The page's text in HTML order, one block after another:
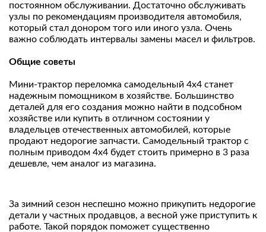
постоянном обслуживании. Достаточно обслуживать
узлы по рекомендациям производителя автомобиля,
который стал донором того или иного узла. Очень
важно соблюдать интервалы замены масел и фильтров.
Общие советы
Мини-трактор переломка самодельный 4х4 станет
надежным помощником в хозяйстве. Большинство
деталей для его создания можно найти в подсобном
хозяйстве или купить в отличном состоянии у
владельцев отечественных автомобилей, которые
продают недорогие запчасти. Самодельный трактор с
полным приводом 4х4 будет стоить примерно в 3 раза
дешевле, чем аналог из магазина.
За зимний сезон неспешно можно прикупить недорогие
детали у частных продавцов, а весной уже приступить к
работе. Такой порядок поможет существенно